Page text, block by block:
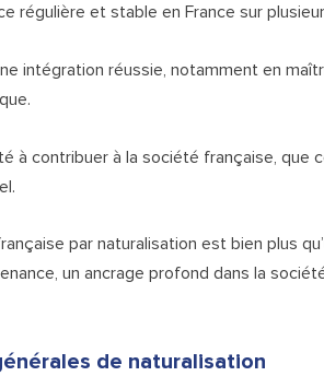
régulière et stable en France sur
intégration réussie, notamment en
à contribuer à la société française, que
par naturalisation est bien plus
un ancrage profond dans la
de naturalisation